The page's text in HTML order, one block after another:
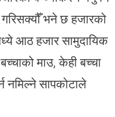
भने छ हजारको
आठ हजार सामुदायिक
माउ, केही बच्चा
नमिल्ने सापकोटाले